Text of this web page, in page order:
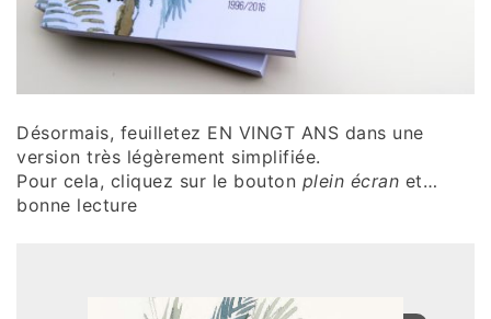
Désormais, feuilletez EN VINGT ANS dans une
version très légèrement simplifiée.
Pour cela, cliquez sur le bouton plein écran et…
bonne lecture